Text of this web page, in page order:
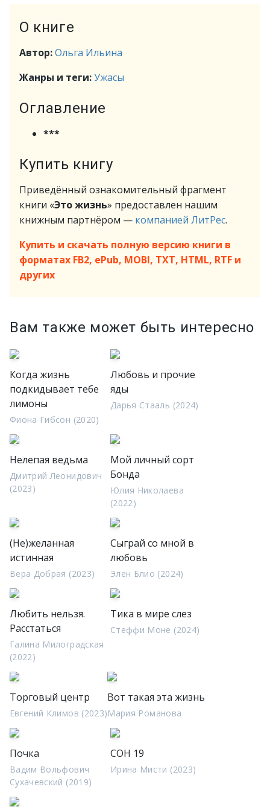
О книге
Автор:Ольга Ильина
Жанры и теги:Ужасы
Оглавление
***
Купить книгу
Приведённый ознакомительный фрагмент
книги «Это жизнь» предоставлен нашим
книжным партнёром — компанией ЛитРес.
Купить и скачать полную версию книги в
форматах FB2, ePub, MOBI, TXT, HTML, RTF и
других
Вам также может быть интересно
Когда жизнь
подкидывает тебе
лимоны
Фиона Гибсон (2020)
Любовь и прочие
яды
Дарья Стааль (2024)
Нелепая ведьма
Дмитрий Леонидович
(2023)
Мой личный сорт
Бонда
Юлия Николаева
(2022)
(Не)желанная
истинная
Вера Добрая (2023)
Сыграй со мной в
любовь
Элен Блио (2024)
Любить нельзя.
Расстаться
Галина Милоградская
(2022)
Тика в мире слез
Стеффи Моне (2024)
Торговый центр
Евгений Климов (2023)
Вот такая эта жизнь
Мария Романова
Почка
Вадим Вольфович
Сухачевский (2019)
СОН 19
Ирина Мисти (2023)